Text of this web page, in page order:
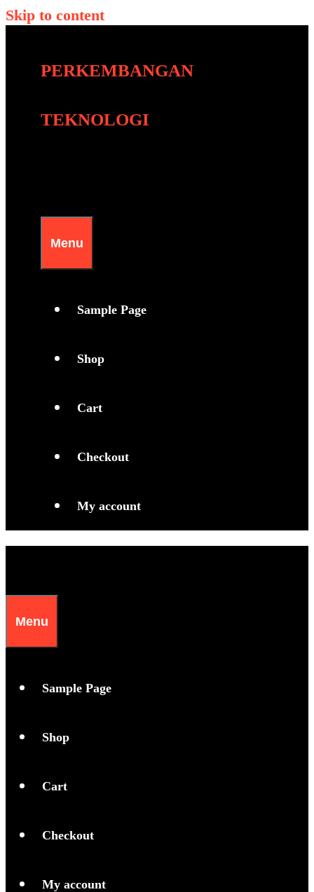
Skip to content
PERKEMBANGAN
TEKNOLOGI
Menu
Sample Page
Shop
Cart
Checkout
My account
Menu
Sample Page
Shop
Cart
Checkout
My account